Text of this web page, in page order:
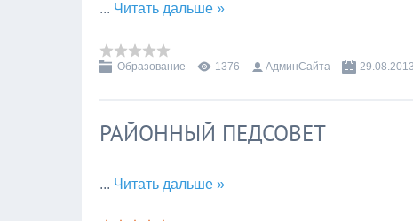
... Читать дальше »
Образование 1376 АдминСайта 29.08.2013
РАЙОННЫЙ ПЕДСОВЕТ
... Читать дальше »